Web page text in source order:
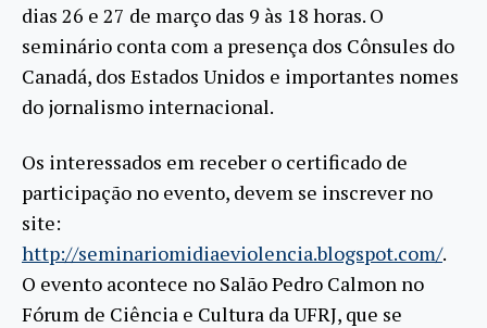
dias 26 e 27 de março das 9 às 18 horas. O
seminário conta com a presença dos Cônsules do
Canadá, dos Estados Unidos e importantes nomes
do jornalismo internacional.
Os interessados em receber o certificado de
participação no evento, devem se inscrever no
site:
http://seminariomidiaeviolencia.blogspot.com/.
O evento acontece no Salão Pedro Calmon no
Fórum de Ciência e Cultura da UFRJ, que se